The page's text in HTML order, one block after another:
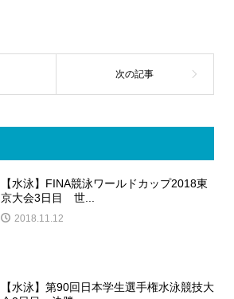
【水泳】FINA競泳ワールドカップ2018東
京大会3日目 世...
2018.11.12
【水泳】第90回日本学生選手権水泳競技大